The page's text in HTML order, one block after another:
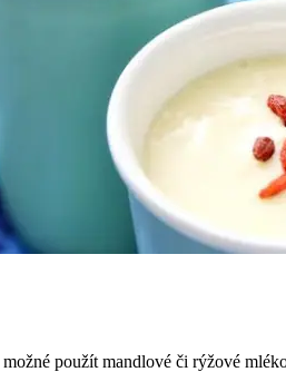
použít mandlové či rýžové